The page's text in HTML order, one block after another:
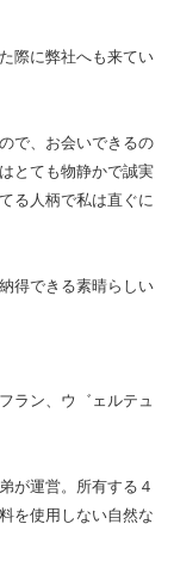
際に弊社へも来てい
で、お会いできるの
とても物静かで誠実
る人柄で私は直ぐに
得できる素晴らしい
ラン、ウ゛ェルテュ
が運営。所有する４
を使用しない自然な